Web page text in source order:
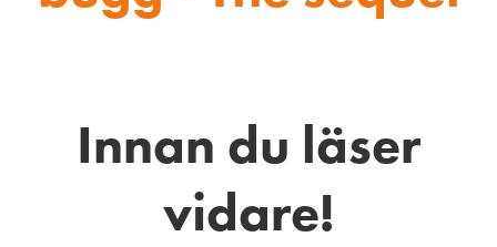
Innan du läser
vidare!